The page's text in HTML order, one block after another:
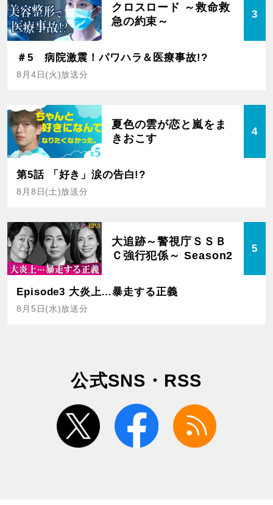
クロスロード ～救命救
急の約束～
3
＃5 病院激震！パワハラ＆医療事故!?
8月4日(火)放送分
夏色の雲が恋と嵐をま
きおこす
4
第5話 「好き」涙の告白!?
8月8日(土)放送分
大追跡～警視庁ＳＳＢ
Ｃ強行犯係～ Season2
5
Episode3 大炎上…暴走する正義
8月5日(水)放送分
公式SNS・RSS
twitter facebook